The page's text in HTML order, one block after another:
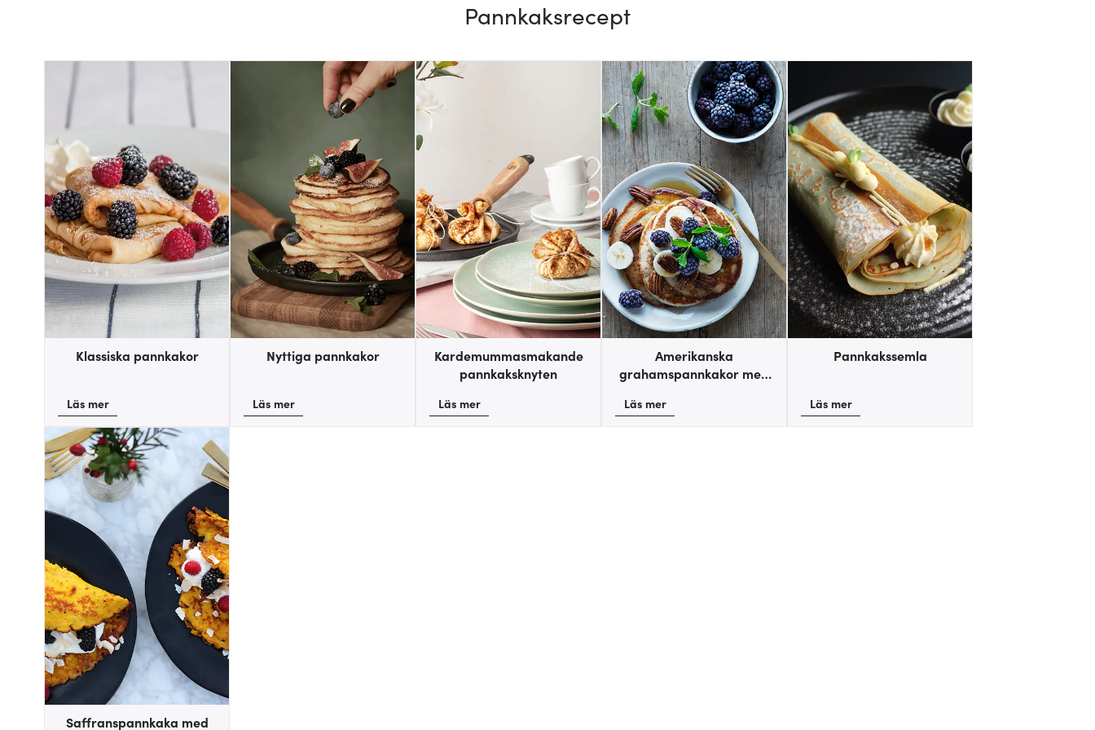
Pannkaksrecept
Klassiska pannkakor
Läs mer
Nyttiga pannkakor
Läs mer
Kardemummasmakande
pannkaksknyten
Läs mer
Amerikanska
grahamspannkakor med
pekannötter
Läs mer
Pannkakssemla
Läs mer
Saffranspannkaka med